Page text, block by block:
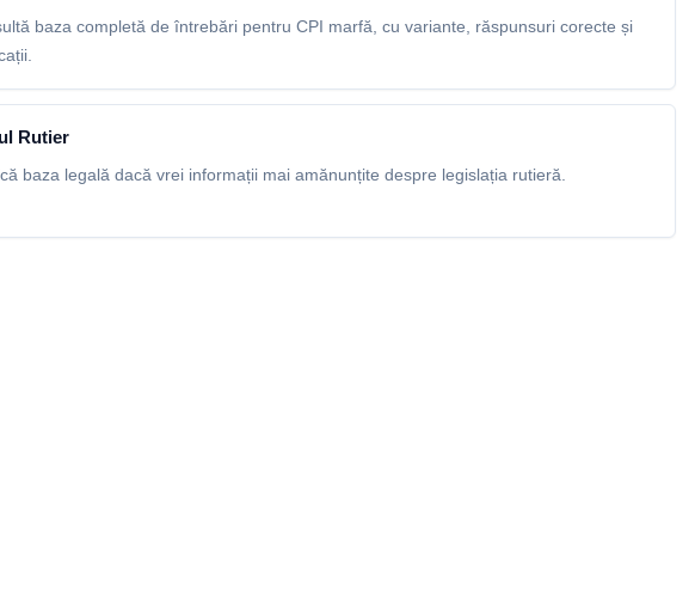
baza completă de întrebări pentru CPI marfă, cu variante, răspunsuri corecte și
Rutier
baza legală dacă vrei informații mai amănunțite despre legislația rutieră.